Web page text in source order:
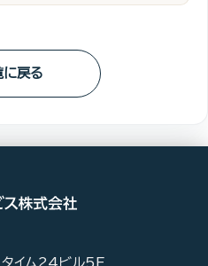
に戻る
イム24ビル5F